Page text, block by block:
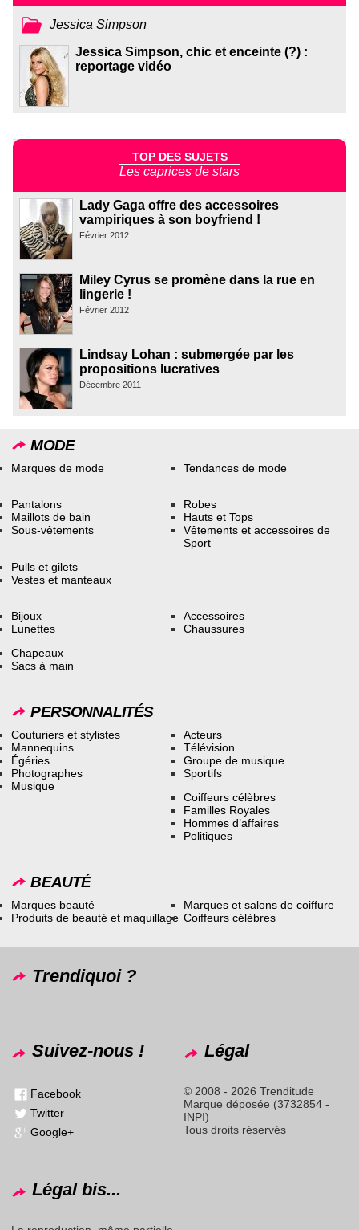
Jessica Simpson
Jessica Simpson, chic et enceinte (?) :
reportage vidéo
TOP DES SUJETS
Les caprices de stars
Lady Gaga offre des accessoires
vampiriques à son boyfriend !
Février 2012
Miley Cyrus se promène dans la rue en
lingerie !
Février 2012
Lindsay Lohan : submergée par les
propositions lucratives
Décembre 2011
MODE
Marques de mode Tendances de mode
Pantalons
Maillots de bain
Sous-vêtements
Robes
Hauts et Tops
Vêtements et accessoires de
Sport
Pulls et gilets
Vestes et manteaux
Bijoux
Lunettes
Accessoires
Chaussures
Chapeaux
Sacs à main
PERSONNALITÉS
Couturiers et stylistes
Mannequins
Égéries
Photographes
Musique
Acteurs
Télévision
Groupe de musique
Sportifs
Coiffeurs célèbres
Familles Royales
Hommes d’affaires
Politiques
BEAUTÉ
Marques beauté
Produits de beauté et maquillage
Marques et salons de coiffure
Coiffeurs célèbres
Trendiquoi ?
Suivez-nous !
Facebook
Twitter
Google+
Légal
© 2008 - 2026 Trenditude
Marque déposée (3732854 -
INPI)
Tous droits réservés
Légal bis...